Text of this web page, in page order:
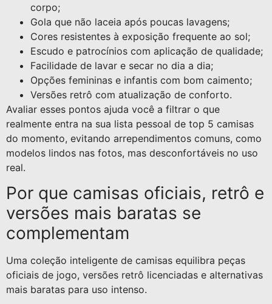
corpo;
Gola que não laceia após poucas lavagens;
Cores resistentes à exposição frequente ao sol;
Escudo e patrocínios com aplicação de qualidade;
Facilidade de lavar e secar no dia a dia;
Opções femininas e infantis com bom caimento;
Versões retrô com atualização de conforto.
Avaliar esses pontos ajuda você a filtrar o que
realmente entra na sua lista pessoal de top 5 camisas
do momento, evitando arrependimentos comuns, como
modelos lindos nas fotos, mas desconfortáveis no uso
real.
Por que camisas oficiais, retrô e
versões mais baratas se
complementam
Uma coleção inteligente de camisas equilibra peças
oficiais de jogo, versões retrô licenciadas e alternativas
mais baratas para uso intenso.